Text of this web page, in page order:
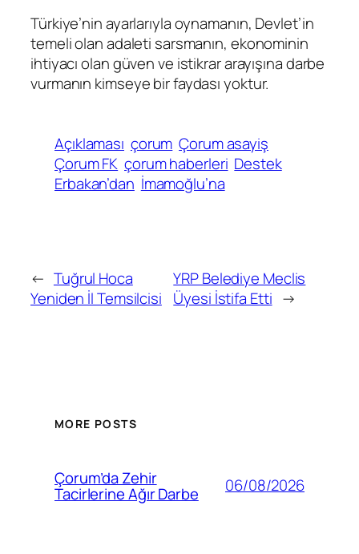
Türkiye’nin ayarlarıyla oynamanın, Devlet’in
temeli olan adaleti sarsmanın, ekonominin
ihtiyacı olan güven ve istikrar arayışına darbe
vurmanın kimseye bir faydası yoktur.
Açıklaması çorum Çorum asayiş
Çorum FK çorum haberleri Destek
Erbakan’dan İmamoğlu’na
← Tuğrul Hoca
Yeniden İl Temsilcisi
YRP Belediye Meclis
Üyesi İstifa Etti →
MORE POSTS
Çorum’da Zehir
Tacirlerine Ağır Darbe 06/08/2026